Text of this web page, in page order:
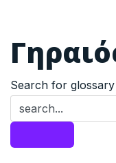
Search for